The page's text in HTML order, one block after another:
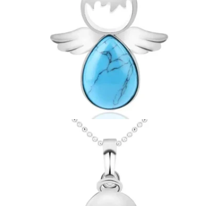
Ouvrir le média 10 en mode modal